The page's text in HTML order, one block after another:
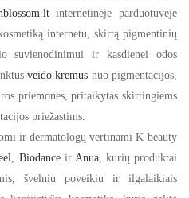
internetinėje parduotuvėje
internetu, skirtą pigmentinių
suvienodinimui ir kasdienei odos
veido kremus nuo pigmentacijos,
priemones, pritaikytas skirtingiems
priežastims.
ir dermatologų vertinami K-beauty
, Biodanceir Anua, kurių produktai
švelniu poveikiu ir ilgalaikiais